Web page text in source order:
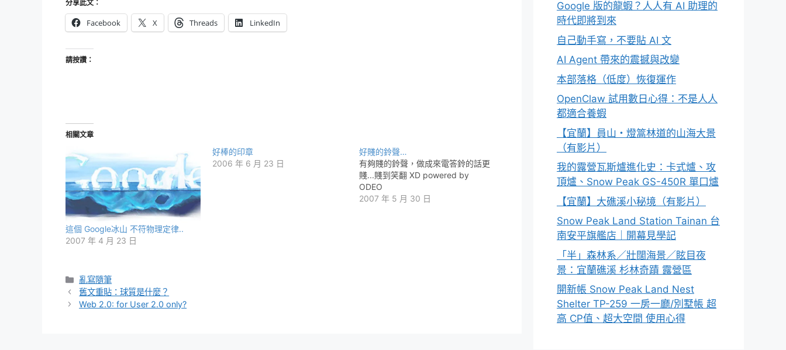
分享此文：
Facebook X Threads LinkedIn
請按讚：
相關文章
這個 Google冰山 不符物理定律..
2007 年 4 月 23 日
好棒的印章
2006 年 6 月 23 日
好賤的鈴聲…
有夠賤的鈴聲，做成來電答鈴的話更
賤...賤到笑翻 XD powered by
ODEO
2007 年 5 月 30 日
分
類
亂寫隨筆
舊文重貼：球質是什麼？
Web 2.0: for User 2.0 only?
Google 版的龍蝦？人人有 AI 助理的
時代即將到來
自己動手寫，不要貼 AI 文
AI Agent 帶來的震撼與改變
本部落格（低度）恢復運作
OpenClaw 試用數日心得：不是人人
都適合養蝦
【宜蘭】員山・燈篙林道的山海大景
（有影片）
我的露營瓦斯爐進化史：卡式爐、攻
頂爐、Snow Peak GS-450R 單口爐
【宜蘭】大礁溪小秘境（有影片）
Snow Peak Land Station Tainan 台
南安平旗艦店｜開幕見學記
「半」森林系／壯闊海景／眩目夜
景：宜蘭礁溪 杉林奇蹟 露營區
開新帳 Snow Peak Land Nest
Shelter TP-259 一房一廳/別墅帳 超
高 CP值、超大空間 使用心得